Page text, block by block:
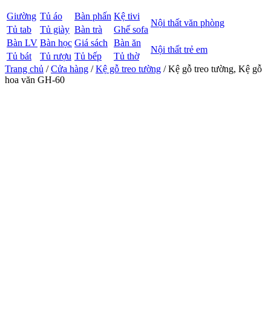
Giường Tủ áo Bàn phấn Kệ tivi
Nội thất văn phòng
Tủ tab Tủ giày Bàn trà
Ghế sofa
Bàn LV Bàn học Giá sách Bàn ăn
Nội thất trẻ em
Tủ bát Tủ rượu Tủ bếp
Tủ thờ
Trang chủ /Cửa hàng /Kệ gỗ treo tường / Kệ gỗ treo tường, Kệ gỗ
hoa văn GH-60